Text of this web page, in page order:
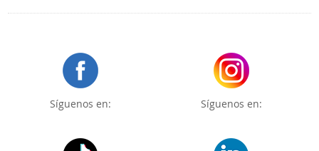
Síguenos en: Síguenos en: